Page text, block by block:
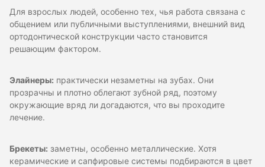
Для взрослых людей, особенно тех, чья работа связана с
общением или публичными выступлениями, внешний вид
ортодонтической конструкции часто становится
решающим фактором.
Элайнеры: практически незаметны на зубах. Они
прозрачны и плотно облегают зубной ряд, поэтому
окружающие вряд ли догадаются, что вы проходите
лечение.
Брекеты: заметны, особенно металлические. Хотя
керамические и сапфировые системы подбираются в цвет